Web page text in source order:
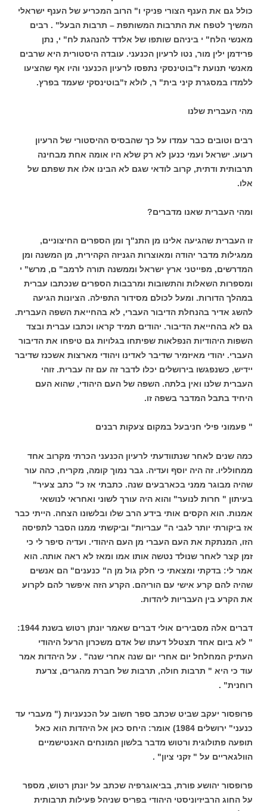
כולל גם את הענף הצורי פניקי ו" הרוב המכריע של הענף ישראלי
המשיך לטפח את התרבות המשותפת – תרבות הבעל" . רבים
מאנשי הלח" י ביניהם שותפו של אלדד להנהגת לח" י, נתן
פרידמן ילין מור, נטו לרעיון הכנעני. עובדה היסטורית היא שרבים
מאנשי תנועת ז"בוטינסקי נתפסו לרעיון הכנעני והיו אף שהציעו
ללמדו במסגרת קיני בית" ר, לולא ז"בוטינסקי שעמד בפרץ.
מהי העברית שלנו
רבים וטובים כבר עמדו על כך שהבסיס ההיסטורי של הרעיון
רעוע. ישראל ועמי כנען לא רק שלא היו אומה אחת מבחינה
תרבותית ודתית, קרוב לודאי שגם לא הבינו אלו את שפתם של
אלו.
ומהי העברית שאנו מדברים?
זו העברית שהגיעה אלינו מן התנ"ך ומן הספרים החיצוניים,
ממגילות מדבר יהודה ומאוצרות הגניזה הקהירית, מן המשנה ומן
המדרשים, מפייטני ארץ ישראל וממשנה תורה לרמב" ם, מרש" י
ומספרות השאלות והתשובות ומרבבות הספרים שנכתבו עברית
במהלך הדורות. ומעל לכולם מסידור התפילה. הציונות הגיעה
להשג אדיר בהנחלת הדיבור העברי, לא בהחייאת השפה העברית.
גם לא בהחייאת הדיבור. יהודים תמיד קראו וכתבו עברית ובצד
השפות היהודיות הנפלאות שפיתחו בגלויות גם טיפחו את הדיבור
העברי. יהודי מאיזמיר שדיבר לאדינו ויהודי מארצות אשכנז שדיבר
יידיש, כשנפגשו בירושלים יכלו לדבר זה עם זה עברית. זוהי
העברית שלנו ואין בלתה. השפה של העם היהודי, שהוא העם
היחיד בתבל המדבר בשפה זו.
" פעמוני פילי חניבעל במקום צעקות רבנים
כמה שנים לאחר שנתוודעתי לרעיון הכנעני הכרתי מקרוב אחד
ממחולליו. זה היה יוסף ועדיה. גבר נמוך קומה, מקריח, כהה עור
שהיה מבוגר ממני בכארבעים שנה. כתבתי אז כ" כתב צעיר"
בעיתון " חרות לנוער" והוא היה עורך לשוני ואחראי לנושאי
אמנות. הוא הקסים אותי בידע הרב שלו ובלשונו הצחה. הייתי כבר
אז ביקורתי יותר לגבי ה" עבריות" וביקשתי ממנו הסבר לתפיסה
הזו, המנתקת את העם העברי מן העם היהודי. ועדיה סיפר לי כי
זמן קצר לאחר שנולד נטשה אותו אמו ומאז לא ראה אותה. הוא
אמר לי: בדקתי ומצאתי כי חלק גול מן ה" כנענים" הם אנשים
שהיה להם קרע אישי עם הוריהם. הקרע הזה איפשר להם לקרוע
את הקרע בין העבריות ליהדות.
דברים אלה מסבירים אולי דברים שאמר יונתן רטוש בשנת 1944:
" לא ביום אחד תצטלל דעתו של אדם משכרון הרעל היהודי
העתיק המחלחל יום אחרי יום שנה אחרי שנה" . על היהדות אמר
עוד כי היא " תרבות חולה, תרבות של חברת מהגרים, צרעת
רוחנית" .
פרופסור יעקב שביט שכתב ספר חשוב על הכנעניות (" מעברי עד
כנעני" ירושלים 1984) אומר: היחס כאן אל היהדות הוא כאל
תופעה פתולוגית ורטוש מדבר בלשון המונחים האנטישמיים
הוולגאריים על " זקני ציון" .
פרופסור יהושע פורת, בביאוגרפיה שכתב על יונתן רטוש, מספר
על החוג הרביזיוניסטי היהודי בפריס שניהל פעילות תרבותית